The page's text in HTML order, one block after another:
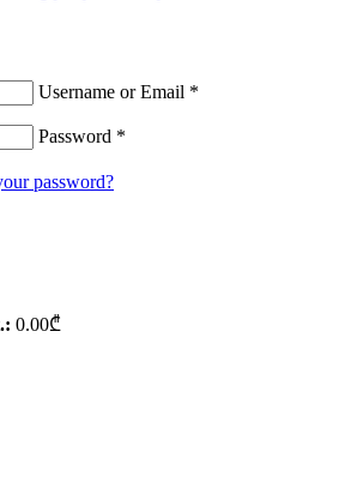
Username or Email *
Password *
password?
0.00₾